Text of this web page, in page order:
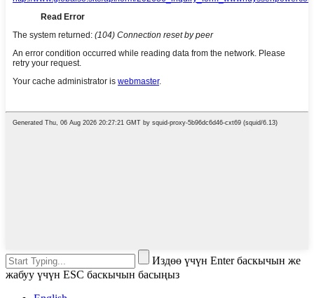
Издөө үчүн Enter баскычын же
жабуу үчүн ESC баскычын басыңыз